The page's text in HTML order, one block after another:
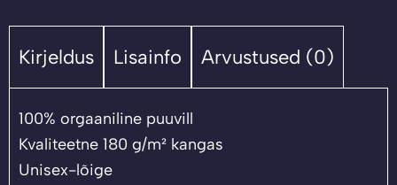
Kirjeldus Lisainfo Arvustused (0)
100% orgaaniline puuvill
Kvaliteetne 180 g/m² kangas
Unisex-lõige